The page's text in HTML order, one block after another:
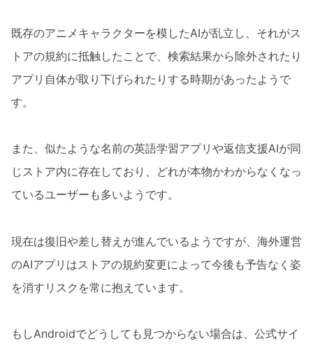
既存のアニメキャラクターを模したAIが乱立し、それがス
トアの規約に抵触したことで、検索結果から除外されたり
アプリ自体が取り下げられたりする時期があったようで
す。
また、似たような名前の英語学習アプリや返信支援AIが同
じストア内に存在しており、どれが本物かわからなくなっ
ているユーザーも多いようです。
現在は復旧や差し替えが進んでいるようですが、海外運営
のAIアプリはストアの規約変更によって今後も予告なく姿
を消すリスクを常に抱えています。
もしAndroidでどうしても見つからない場合は、公式サイ